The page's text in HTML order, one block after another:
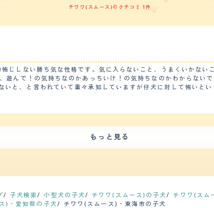
チワワ(スムース)のクチコミ 1件
じしない勝ち気な性格です。気に入らないこと、うまくいかない
んで！の気持ちなのかあっちいけ！の気持ちなのかわからない
と、と言われていて重々承知していますが仔犬に対して怖いと
ると噛んだり大きな声でワンワン鳴くのでそう
わるタイミングがたぶんすごいと思います。 スムースコートなので将来的にカットは必要な
ートチワワを飼っていました。先
愛犬）がいたのです。先代のチワワが怒るかな…？とか1ヶ月悩ん
す。やはり
もっと見る
子犬検索 小型犬の子犬 チワワ(スムース)の子犬
チワワ(スム
)・愛知県の子犬
チワワ(スムース)・東海市の子犬